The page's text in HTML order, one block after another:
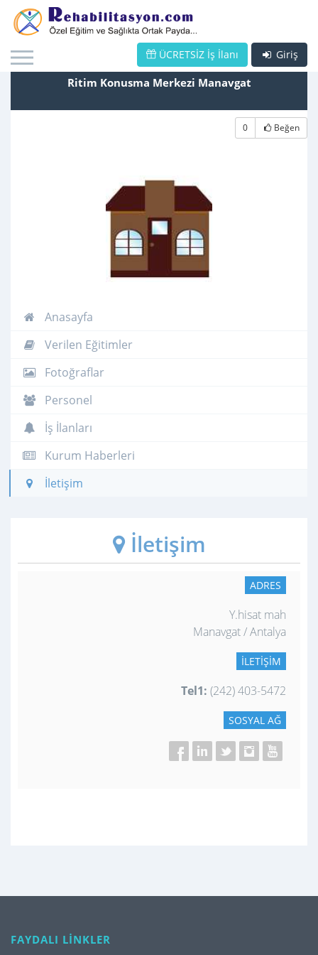
Giriş
ÜCRETSİZ İş İlanı
Ritim Konusma Merkezi Manavgat
0 Beğen
Anasayfa
Verilen Eğitimler
Fotoğraflar
Personel
İş İlanları
Kurum Haberleri
İletişim
İletişim
ADRES
Y.hisat mah
Manavgat / Antalya
İLETIŞIM
Tel1: (242) 403-5472
SOSYAL AĞ
FAYDALI LİNKLER